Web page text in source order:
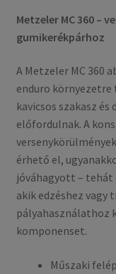
Metzeler MC 360 –
gumikerékpárhoz
A Metzeler MC 360
enduro
kavicsos szakasz
előfordulnak. A
érhető el,
jóváhagyott –
akik edzéshez
pályahasználathoz
komponenset.
Műszaki